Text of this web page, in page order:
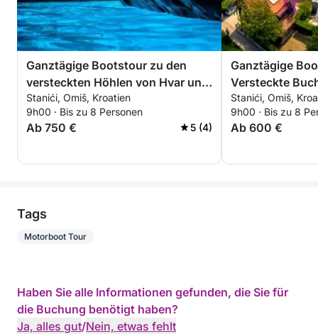
Ganztägige Bootstour zu den
versteckten Höhlen von Hvar und
der Blauen Grotte
Stanići, Omiš, Kroatien
9h00 · Bis zu 8 Personen
Ab 750 € 5 (4)
Ganztägige
Versteckte
Stanići, Omiš,
9h00 · Bis zu 8
Ab 600 €
Tags
Motorboot Tour
Haben Sie alle Informationen gefunden, die Sie für
die Buchung benötigt haben?
Ja, alles gut/Nein, etwas fehlt